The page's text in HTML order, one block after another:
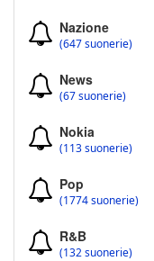
Nazione
(647 suonerie)
News
(67 suonerie)
Nokia
(113 suonerie)
Pop
(1774 suonerie)
R&B
(132 suonerie)